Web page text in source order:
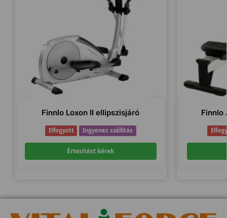
Finnlo Loxon II ellipszisjáró
Elfogyott Ingyenes szállítás
Értesítést kérek
Finnlo